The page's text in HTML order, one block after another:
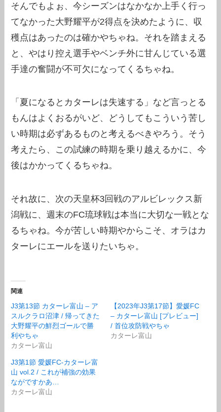
そんでもよぉ、今シーズンはなかなか上手く行っ
てなかった大野耀平が2得点を決めたように、収
穫点はあったのは確かやちゃね。それを踏まえる
と、やはり控え選手やベンチ外に甘んじている選
手達の奮闘が不可欠になってくるちゃね。
「夏になるとカターレは失速する」など言っとる
もんはよくおるがいど、どうしてもこういう苦し
い時期は必ずあるものと考えるべきやろう。そう
考えたら、この試練の時期を乗り越えるかに、今
後はかかってくるちゃね。
それ故に、次の天皇杯3回戦のアルビレックス新
潟戦に、週末のFC琉球戦は本当に大切な一戦とな
るちゃね。今が苦しい時期やからこそ、オラはカ
ターレにエールを送りたいちゃ。
関連
J3第13節 カターレ富山 – ア
スルクラロ沼津 / 帰ってきた
大野耀平の鮮烈ゴールで勝
利やちゃ
カターレ富山
【2023年J3第17節】愛媛FC
– カターレ富山 [プレビュー]
/ 首位攻防戦やちゃ
カターレ富山
J3第1節 愛媛FC-カターレ富
山 vol.2 / これが補強の効果
ながですかあ…
カターレ富山